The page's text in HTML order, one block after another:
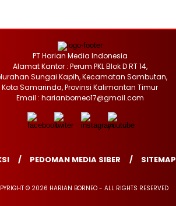
PT Harian Media Indonesia
Alamat Kantor : Perum PKL Blok D RT 14,
Sungai Kapih, Kecamatan Sambutan,
Kota Samarinda, Provinsi Kalimantan Timur
Email : harianborneo17@gmail.com
PEDOMAN MEDIA SIBER SITEMAP
© 2026 HARIAN BORNEO - ALL RIGHTS RESERVED